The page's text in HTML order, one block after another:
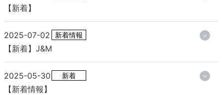
【新着】
2025-07-02 新着情報
【新着】J&M
2025-05-30 新着
【新着情報】